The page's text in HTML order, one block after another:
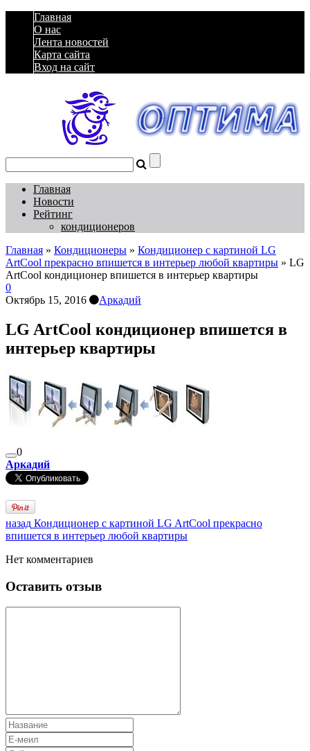
Главная
О нас
Лента новостей
Карта сайта
Вход на сайт
Главная
Новости
Рейтинг
кондиционеров
Главная » Кондиционеры » Кондиционер с картиной LG
ArtCool прекрасно впишется в интерьер любой квартиры » LG
ArtCool кондиционер впишется в интерьер квартиры
0
Октябрь 15, 2016
Аркадий
LG ArtCool кондиционер впишется в
интерьер квартиры
0
Аркадий
назад Кондиционер с картиной LG ArtCool прекрасно
впишется в интерьер любой квартиры
Нет комментариев
Оставить отзыв